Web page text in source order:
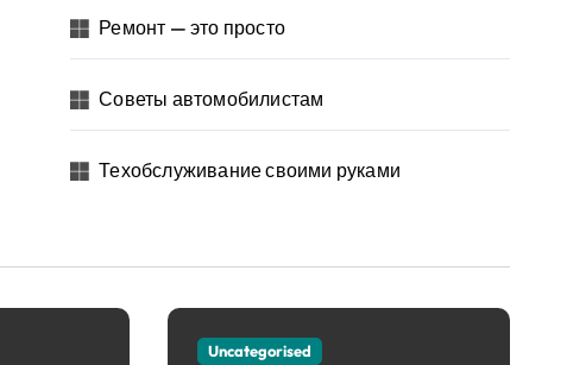
Ремонт — это просто
Советы автомобилистам
Техобслуживание своими руками
Uncategorised